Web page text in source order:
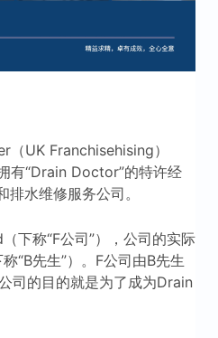
（UK Franchisehising）
有“Drain Doctor”的特许经
水维修服务公司。
下称“F公司”），公司的实际
“B先生”）。F公司由B先生
司的目的就是为了成为Drain